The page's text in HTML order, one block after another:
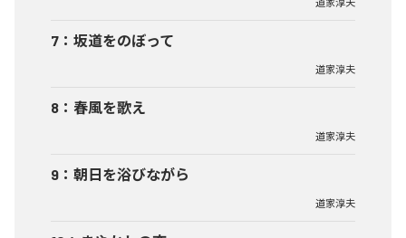
7 ： 坂道をのぼって
道家淳夫
8 ： 春風を歌え
道家淳夫
9 ： 朝日を浴びながら
道家淳夫